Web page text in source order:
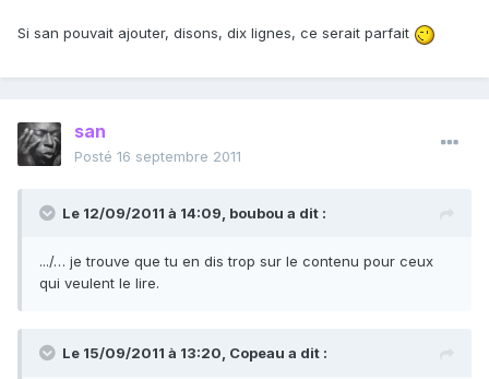
Si san pouvait ajouter, disons, dix lignes, ce serait parfait
san
Posté 16 septembre 2011
Le 12/09/2011 à 14:09, boubou a dit :
.../… je trouve que tu en dis trop sur le contenu pour ceux
qui veulent le lire.
Le 15/09/2011 à 13:20, Copeau a dit :